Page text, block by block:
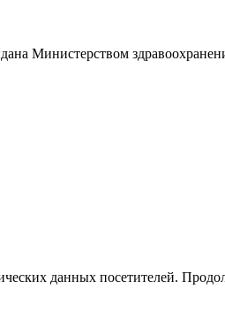
Министерством
данных посетителей.